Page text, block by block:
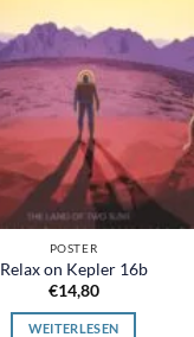
POSTER
Relax on Kepler 16b
€14,80
WEITERLESEN